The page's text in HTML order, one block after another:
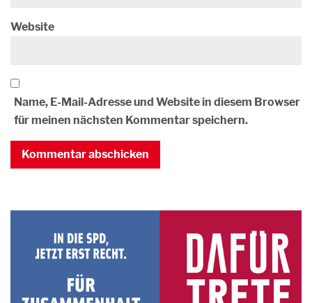
Website
Name, E-Mail-Adresse und Website in diesem Browser
für meinen nächsten Kommentar speichern.